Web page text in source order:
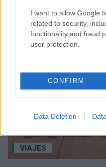
I want to allow Google
related to security,
functionality and fraud
user protection.
CONFIRM
Data Deletion
VIAJES